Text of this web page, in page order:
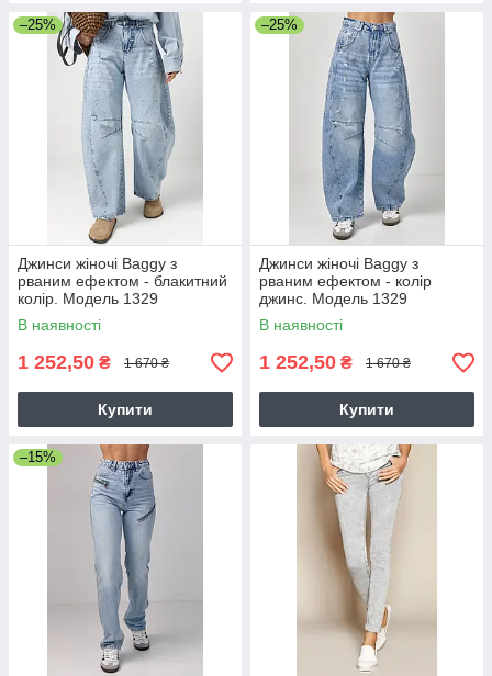
–25%
Джинси жіночі Вaggy з
рваним ефектом - блакитний
колір. Модель 1329
В наявності
1 252,50 ₴ 1 670 ₴
Купити
–25%
Джинси жіночі Вaggy з
рваним ефектом - колір
джинс. Модель 1329
В наявності
1 252,50 ₴ 1 670 ₴
Купити
–15%